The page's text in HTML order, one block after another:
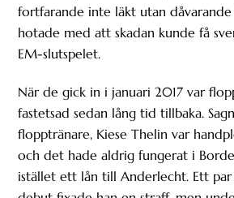
fortfarande inte läkt utan dåvarande
hotade med att skadan kunde få
EM-slutspelet.
När de gick in i januari 2017 var
fastetsad sedan lång tid tillbaka.
flopptränare, Kiese Thelin var
och det hade aldrig fungerat i
istället ett lån till Anderlecht. Ett